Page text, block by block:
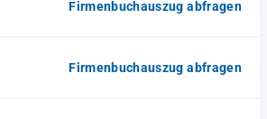
Firmenbuchauszug abfragen
Firmenbuchauszug abfragen